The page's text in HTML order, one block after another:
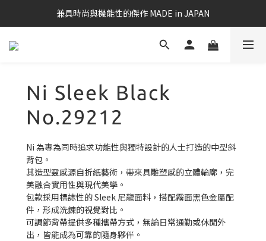
兼具時尚與機能性的傑作 MADE in JAPAN
Ni Sleek Black
No.29212
Ni 為專為同時追求功能性與獨特設計的人士打造的中型斜
背包。
其造型靈感源自折紙藝術，帶來具雕塑感的立體輪廓，完
美融合實用性與現代美學。
包款採用標誌性的 Sleek 尼龍面料，搭配霧面黑色金屬配
件，形成洗鍊的視覺對比。
可調節背帶提供多種攜帶方式，無論日常通勤或休閒外
出，皆能成為可靠的隨身夥伴。